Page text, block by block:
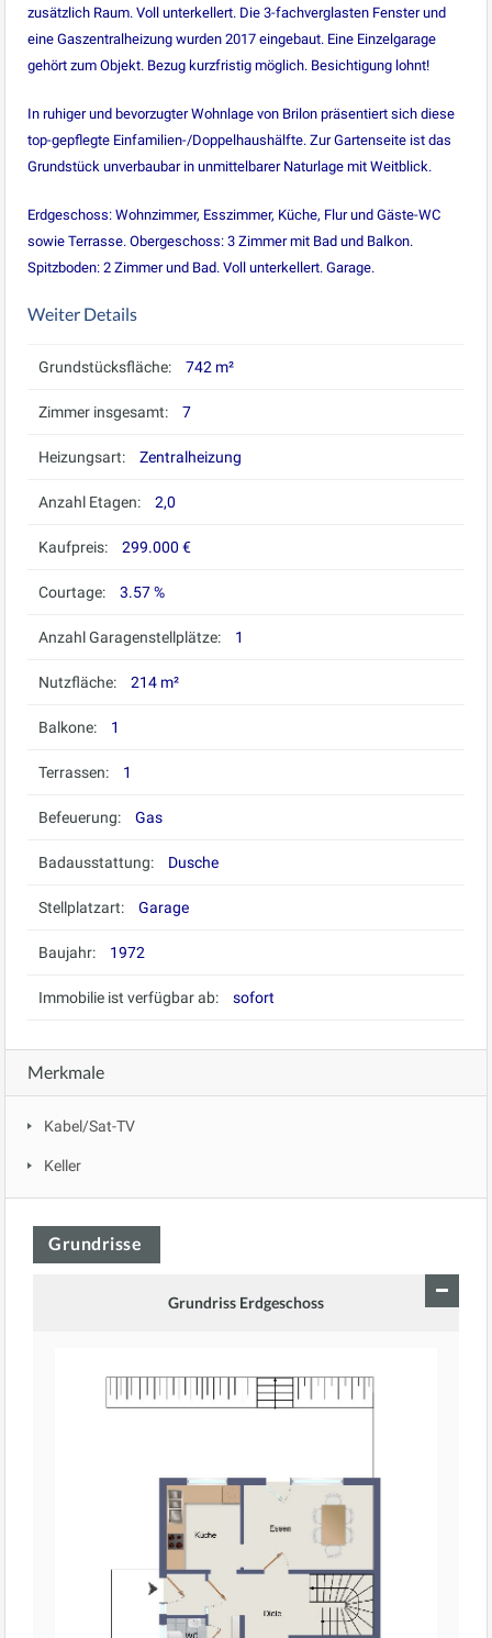
zusätzlich Raum. Voll unterkellert. Die 3-fachverglasten Fenster und
eine Gaszentralheizung wurden 2017 eingebaut. Eine Einzelgarage
gehört zum Objekt. Bezug kurzfristig möglich. Besichtigung lohnt!
In ruhiger und bevorzugter Wohnlage von Brilon präsentiert sich diese
top-gepflegte Einfamilien-/Doppelhaushälfte. Zur Gartenseite ist das
Grundstück unverbaubar in unmittelbarer Naturlage mit Weitblick.
Erdgeschoss: Wohnzimmer, Esszimmer, Küche, Flur und Gäste-WC
sowie Terrasse. Obergeschoss: 3 Zimmer mit Bad und Balkon.
Spitzboden: 2 Zimmer und Bad. Voll unterkellert. Garage.
Weiter Details
Grundstücksfläche: 742 m²
Zimmer insgesamt: 7
Heizungsart: Zentralheizung
Anzahl Etagen: 2,0
Kaufpreis: 299.000 €
Courtage: 3.57 %
Anzahl Garagenstellplätze: 1
Nutzfläche: 214 m²
Balkone: 1
Terrassen: 1
Befeuerung: Gas
Badausstattung: Dusche
Stellplatzart: Garage
Baujahr: 1972
Immobilie ist verfügbar ab: sofort
Merkmale
Kabel/Sat-TV
Keller
Grundrisse
Grundriss Erdgeschoss